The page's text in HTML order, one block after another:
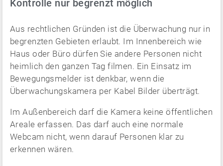
Kontrolle nur begrenzt möglich
Aus rechtlichen Gründen ist die Überwachung nur in
begrenzten Gebieten erlaubt. Im Innenbereich wie
Haus oder Büro dürfen Sie andere Personen nicht
heimlich den ganzen Tag filmen. Ein Einsatz im
Bewegungsmelder ist denkbar, wenn die
Überwachungskamera per Kabel Bilder überträgt.
Im Außenbereich darf die Kamera keine öffentlichen
Areale erfassen. Das darf auch eine normale
Webcam nicht, wenn darauf Personen klar zu
erkennen wären.